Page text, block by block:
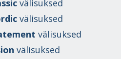
välisuksed
välisuksed
välisuksed
välisuksed